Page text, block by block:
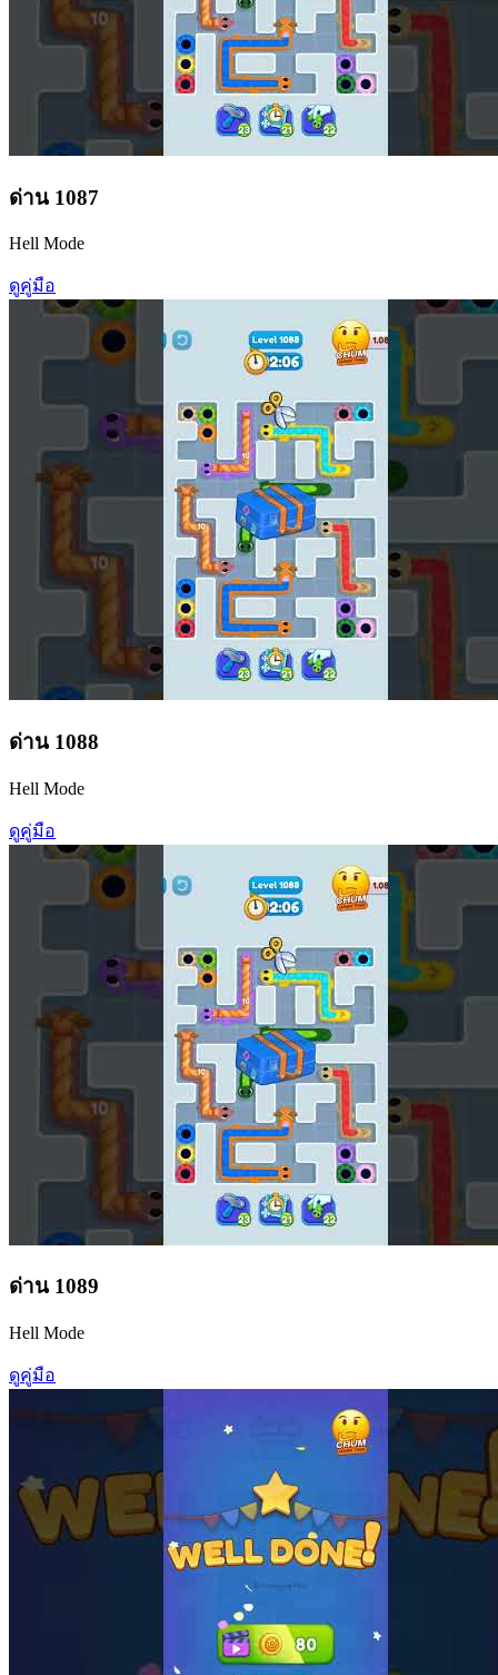
ด่าน 1087
Hell Mode
ดูคู่มือ
ด่าน 1088
Hell Mode
ดูคู่มือ
ด่าน 1089
Hell Mode
ดูคู่มือ